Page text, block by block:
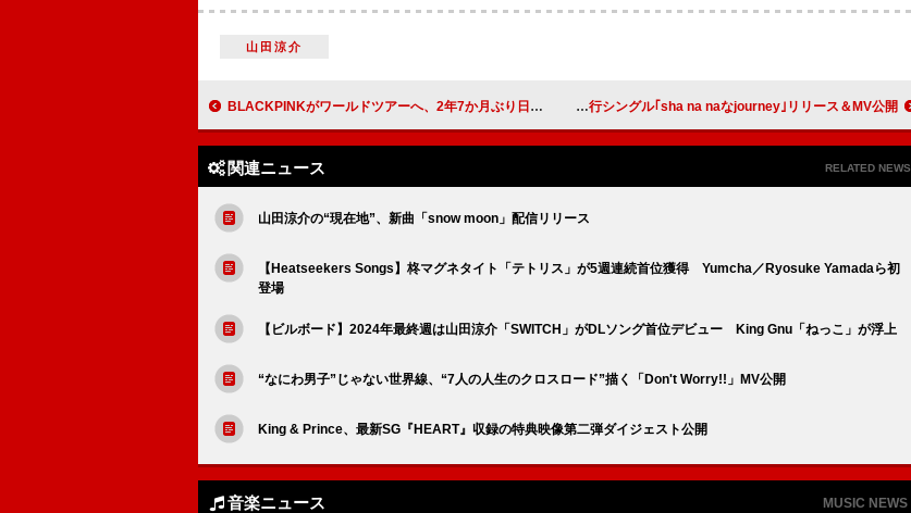
山田涼介
BLACKPINKがワールドツアーへ、2年7か月ぶり日本公演も決定 帝国喫茶、3rdアルバムより先行シングル｢sha na naなjourney｣リリース＆MV公開
関連ニュース RELATED NEWS
山田涼介の“現在地”、新曲「snow moon」配信リリース
【Heatseekers Songs】柊マグネタイト「テトリス」が5週連続首位獲得 Yumcha／Ryosuke Yamadaら初
登場
【ビルボード】2024年最終週は山田涼介「SWITCH」がDLソング首位デビュー King Gnu「ねっこ」が浮上
“なにわ男子”じゃない世界線、“7人の人生のクロスロード”描く「Don't Worry!!」MV公開
King & Prince、最新SG『HEART』収録の特典映像第二弾ダイジェスト公開
音楽ニュース MUSIC NEWS